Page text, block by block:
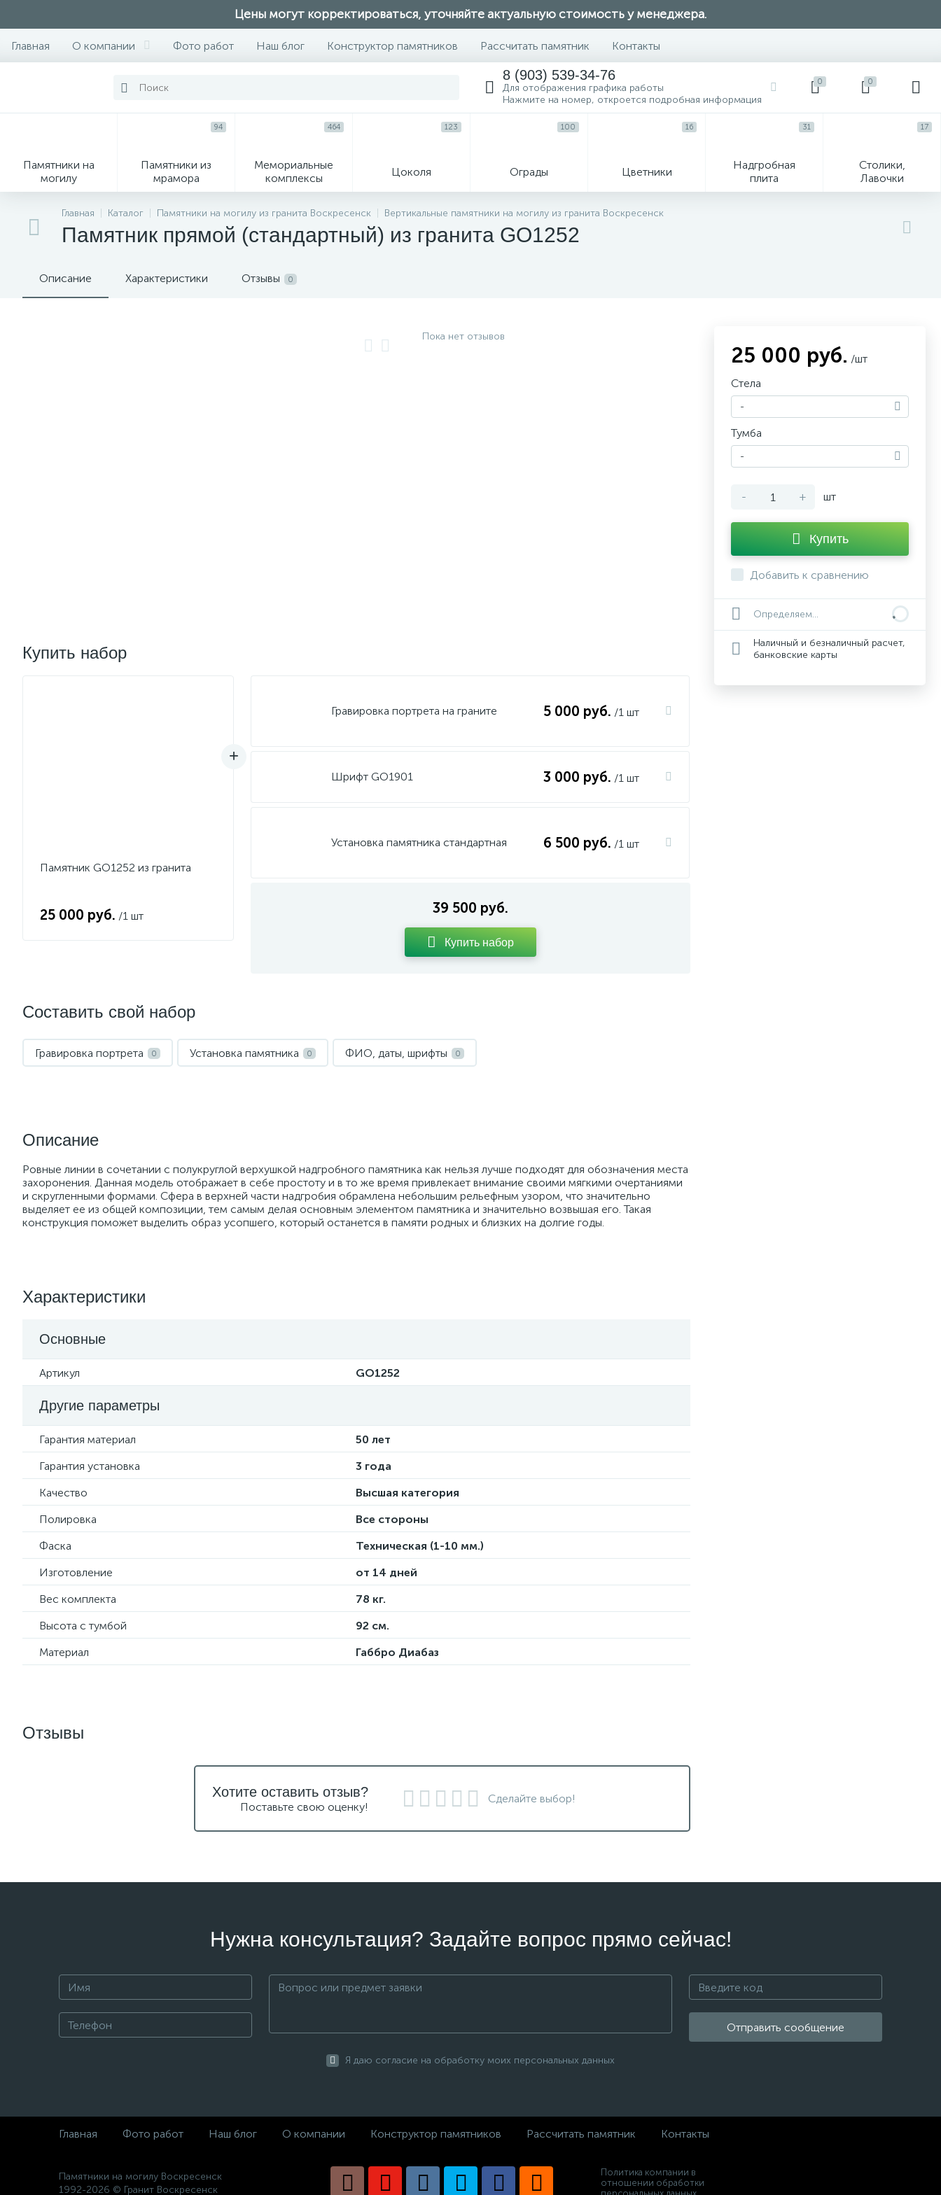
Цены могут корректироваться, уточняйте актуальную стоимость у менеджера.
Главная О компании Фото работ Наш блог Конструктор памятников Рассчитать памятник Контакты
8 (903) 539-34-76
Для отображения графика работы
Нажмите на номер, откроется подробная информация
0 0
Памятники на
могилу
Памятники из
мрамора
94
Мемориальные
комплексы
464
Цоколя
123
Ограды
100
Цветники
16
Надгробная
плита
31
Столики,
Лавочки
17
Могильные кресты
Главная Каталог Памятники на могилу из гранита Воскресенск Вертикальные памятники на могилу из гранита Воскресенск
Памятник прямой (стандартный) из гранита GO1252
Описание Характеристики Отзывы 0
Пока нет отзывов
Купить набор
Памятник GO1252 из гранита
25 000 руб. /1 шт
Гравировка портрета на граните 5 000 руб. /1 шт
Шрифт GO1901 3 000 руб. /1 шт
Установка памятника стандартная 6 500 руб. /1 шт
39 500 руб.
Купить набор
Составить свой набор
Гравировка портрета 0 Установка памятника 0 ФИО, даты, шрифты 0
Описание
Ровные линии в сочетании с полукруглой верхушкой надгробного памятника как нельзя лучше подходят для обозначения места
захоронения. Данная модель отображает в себе простоту и в то же время привлекает внимание своими мягкими очертаниями
и скругленными формами. Сфера в верхней части надгробия обрамлена небольшим рельефным узором, что значительно
выделяет ее из общей композиции, тем самым делая основным элементом памятника и значительно возвышая его. Такая
конструкция поможет выделить образ усопшего, который останется в памяти родных и близких на долгие годы.
Характеристики
Основные
Артикул GO1252
Другие параметры
Гарантия материал
50 лет
Гарантия установка
3 года
Качество
Высшая категория
Полировка
Все стороны
Фаска
Техническая (1-10 мм.)
Изготовление
от 14 дней
Вес комплекта
78 кг.
Высота с тумбой
92 см.
Материал
Габбро Диабаз
25 000 руб. /шт
Стела
-
Тумба
-
- + шт
Купить
Добавить к сравнению
Определяем...
Наличный и безналичный расчет,
банковские карты
Отзывы
Хотите оставить отзыв?
Поставьте свою оценку!
Сделайте выбор!
Нужна консультация? Задайте вопрос прямо сейчас!
Отправить сообщение
Я даю согласие на обработку моих персональных данных
Главная Фото работ Наш блог О компании Конструктор памятников Рассчитать памятник Контакты
Памятники на могилу Воскресенск
1992-2026 © Гранит Воскресенск
Политика компании в
отношении обработки